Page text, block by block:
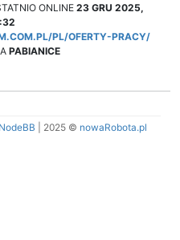
ONLINE 23 GRU 2025,
PL/OFERTY-PRACY/
PABIANICE
NodeBB 2025 © nowaRobota.pl